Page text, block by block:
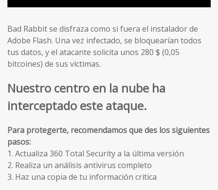
Bad Rabbit se disfraza como si fuera el instalador de
Adobe Flash. Una vez infectado, se bloquearían todos
tus datos, y el atacante solicita unos 280 $ (0,05
bitcoines) de sus víctimas.
Nuestro centro en la nube ha
interceptado este ataque.
Para protegerte, recomendamos que des los siguientes
pasos:
1. Actualiza 360 Total Security a la última versión
2. Realiza un análisis antivirus completo
3. Haz una copia de tu información crítica